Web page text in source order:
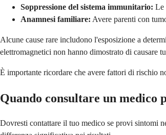
Soppressione del sistema immunitario: Le
Anamnesi familiare: Avere parenti con
Alcune cause rare includono l'esposizione a
elettromagnetici non hanno dimostrato di causare
È importante ricordare che avere fattori di rischio
Quando consultare un medico
Dovresti contattare il tuo medico se provi sintomi